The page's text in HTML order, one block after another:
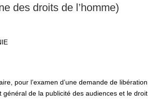
des droits de l’homme)
pour l’examen d’une demande de libération
général de la publicité des audiences et le droit